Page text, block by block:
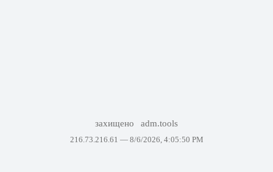
захищено adm.tools
216.73.216.61 — 8/6/2026, 4:05:50 PM